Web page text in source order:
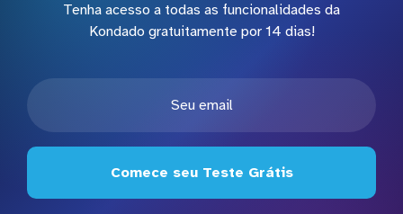
Tenha acesso a todas as funcionalidades da
Kondado gratuitamente por 14 dias!
Comece seu Teste Grátis